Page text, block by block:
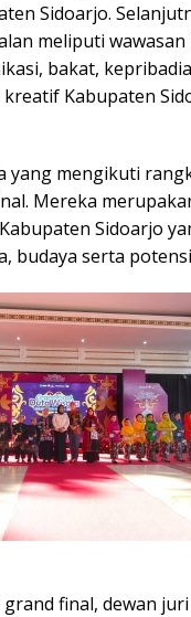
Sidoarjo.
meliputi
bakat,
Kabupaten
yang mengikuti
Mereka
Sidoarjo
budaya serta
grand final, dewan